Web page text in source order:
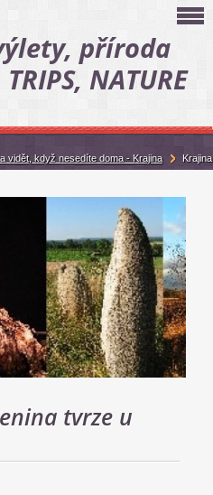
příroda
NATURE
tvrze u
vidět, když nesedíte doma - Krajina
Krajina